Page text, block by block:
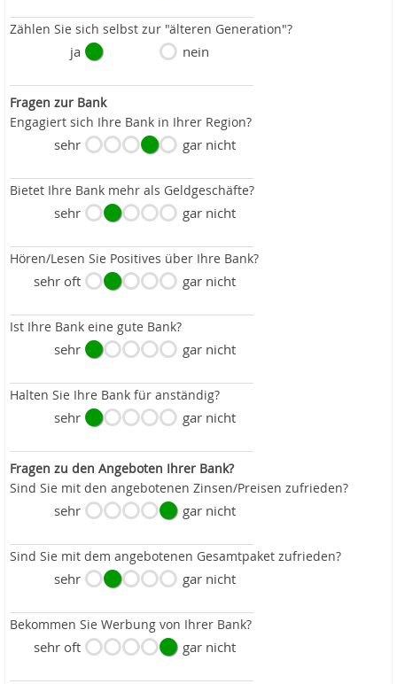
Zählen Sie sich selbst zur "älteren Generation"?
ja nein
Fragen zur Bank
Engagiert sich Ihre Bank in Ihrer Region?
sehr gar nicht
Bietet Ihre Bank mehr als Geldgeschäfte?
sehr gar nicht
Hören/Lesen Sie Positives über Ihre Bank?
sehr oft gar nicht
Ist Ihre Bank eine gute Bank?
sehr gar nicht
Halten Sie Ihre Bank für anständig?
sehr gar nicht
Fragen zu den Angeboten Ihrer Bank?
Sind Sie mit den angebotenen Zinsen/Preisen zufrieden?
sehr gar nicht
Sind Sie mit dem angebotenen Gesamtpaket zufrieden?
sehr gar nicht
Bekommen Sie Werbung von Ihrer Bank?
sehr oft gar nicht